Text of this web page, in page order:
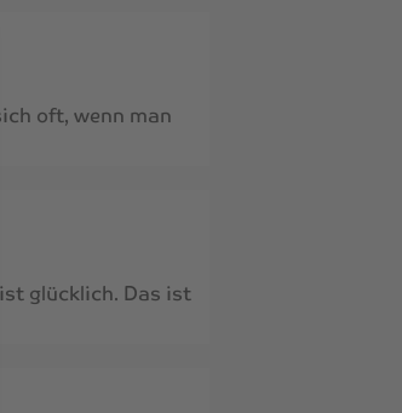
oft, wenn man
glücklich. Das ist